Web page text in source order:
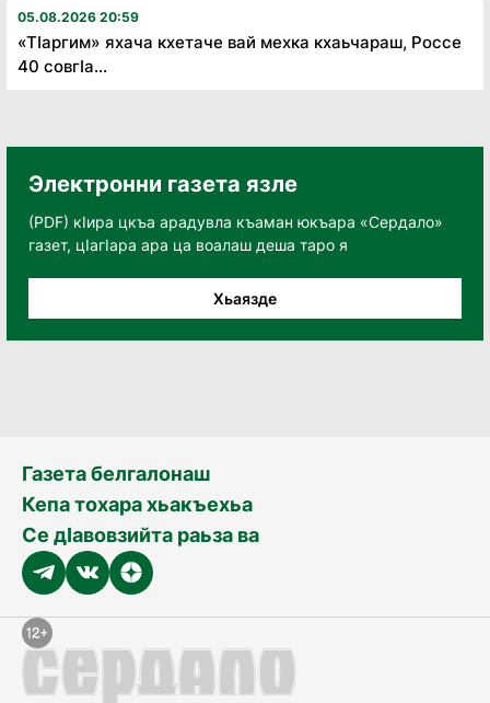
05.08.2026 20:59
«Тӏаргим» яхача кхетаче вай мехка кхаьчараш, Россе
40 совгӏа...
Электронни газета язле
(PDF) кӀира цкъа арадувла къаман юкъара «Сердало»
газет, цӀагӀара ара ца воалаш деша таро я
Хьаязде
Газета белгалонаш
Кепа тохара хьакъехьа
Се дӀавовзийта раьза ва